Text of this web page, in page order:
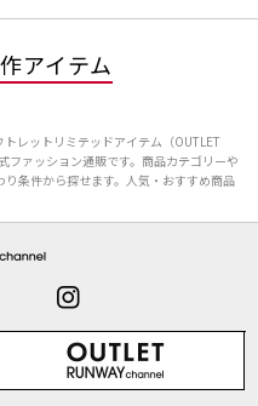
アイテム
レットリミテッドアイテム（OUTLET
ファッション通販です。商品カテゴリーや
条件から探せます。人気・おすすめ商品